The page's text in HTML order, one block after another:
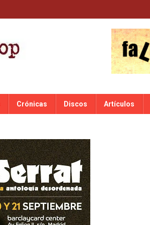
Crónicas Discos Artículos